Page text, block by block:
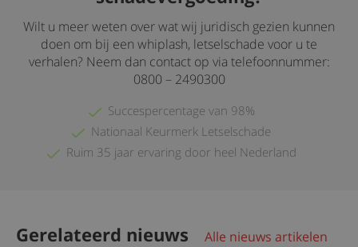
Wilt u meer weten over wat wij juridisch gezien kunnen
doen om bij een whiplash, letselschade voor u te
verhalen? Neem dan contact op via telefoonnummer:
0800 – 2490300
Succespercentage van 98%
Nationaal Keurmerk Letselschade
Ruim 35 jaar ervaring door heel Nederland
Gerelateerd nieuws Alle nieuws artikelen